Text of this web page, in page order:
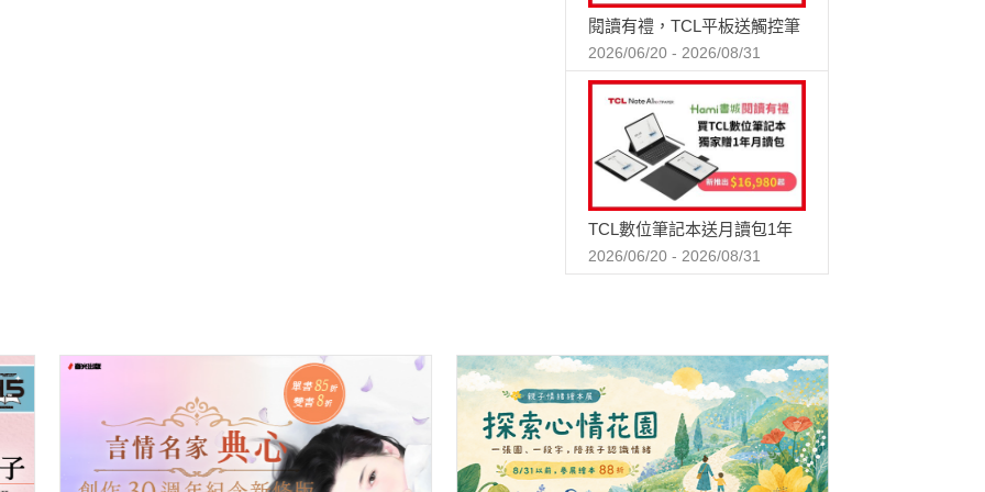
閱讀有禮，TCL平板送觸控筆
2026/06/20 - 2026/08/31
TCL數位筆記本送月讀包1年
2026/06/20 - 2026/08/31